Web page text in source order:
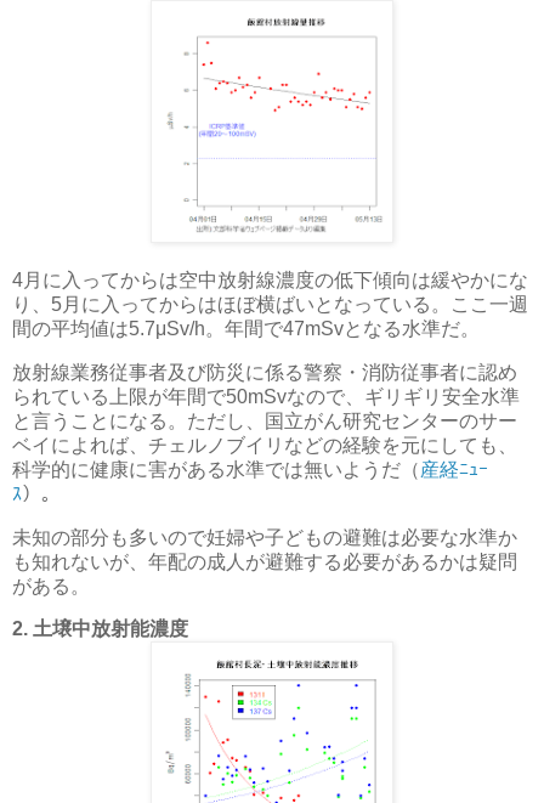
4月に入ってからは空中放射線濃度の低下傾向は緩やかにな
り、5月に入ってからはほぼ横ばいとなっている。ここ一週
間の平均値は5.7μSv/h。年間で47mSvとなる水準だ。
放射線業務従事者及び防災に係る警察・消防従事者に認め
られている上限が年間で50mSvなので、ギリギリ安全水準
と言うことになる。ただし、国立がん研究センターのサー
ベイによれば、チェルノブイリなどの経験を元にしても、
科学的に健康に害がある水準では無いようだ（産経ﾆｭｰ
ｽ）。
未知の部分も多いので妊婦や子どもの避難は必要な水準か
も知れないが、年配の成人が避難する必要があるかは疑問
がある。
2. 土壌中放射能濃度